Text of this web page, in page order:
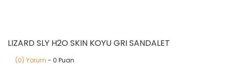
LIZARD SLY H2O SKIN KOYU GRI SANDALET
(0) Yorum - 0 Puan